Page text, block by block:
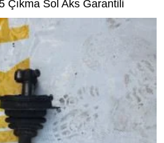
Çıkma Sol Aks Garantili